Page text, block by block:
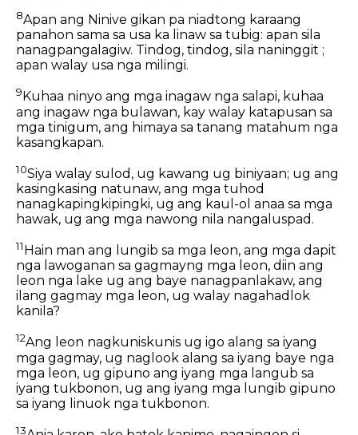
8Apan ang Ninive gikan pa niadtong karaang
panahon sama sa usa ka linaw sa tubig: apan sila
nanagpangalagiw. Tindog, tindog, sila naninggit ;
apan walay usa nga milingi.
9 Kuhaa ninyo ang mga inagaw nga salapi, kuhaa
ang inagaw nga bulawan, kay walay katapusan sa
mga tinigum, ang himaya sa tanang matahum nga
kasangkapan.
10Siya walay sulod, ug kawang ug biniyaan; ug ang
kasingkasing natunaw, ang mga tuhod
nanagkapingkipingki, ug ang kaul-ol anaa sa mga
hawak, ug ang mga nawong nila nangaluspad.
11 Hain man ang lungib sa mga leon, ang mga dapit
nga lawoganan sa gagmayng mga leon, diin ang
leon nga lake ug ang baye nanagpanlakaw, ang
ilang gagmay mga leon, ug walay nagahadlok
kanila?
12Ang leon nagkuniskunis ug igo alang sa iyang
mga gagmay, ug naglook alang sa iyang baye nga
mga leon, ug gipuno ang iyang mga langub sa
iyang tukbonon, ug ang iyang mga lungib gipuno
sa iyang linuok nga tukbonon.
13